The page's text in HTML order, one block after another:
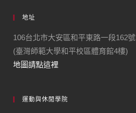
地址
106台北市大安區和平東路一段162號
(臺灣師範大學和平校區體育館4樓)
地圖請點這裡
運動與休閒學院